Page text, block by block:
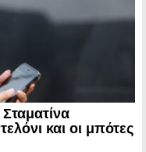
και οι μπότες